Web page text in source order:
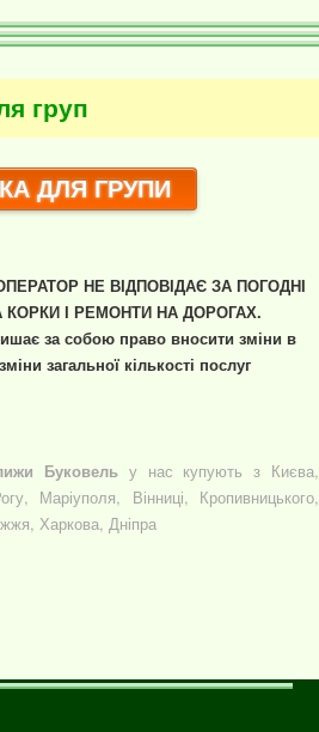
груп
ДЛЯ ГРУПИ
НЕ ВІДПОВІДАЄ ЗА ПОГОДНІ
І РЕМОНТИ НА ДОРОГАХ.
за собою право вносити зміни в
загальної кількості послуг
Буковель у нас купують з Києва,
Маріуполя, Вінниці, Кропивницького,
Харкова, Дніпра